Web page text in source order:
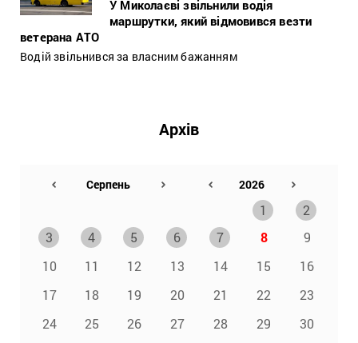
У Миколаєві звільнили водія
маршрутки, який відмовився везти
ветерана АТО
Водій звільнився за власним бажанням
Архів
1
2
3
4 5 6 7 8
9
10
11 12 13 14 15
16
17
18 19 20 21 22
23
24
25 26 27 28 29
30